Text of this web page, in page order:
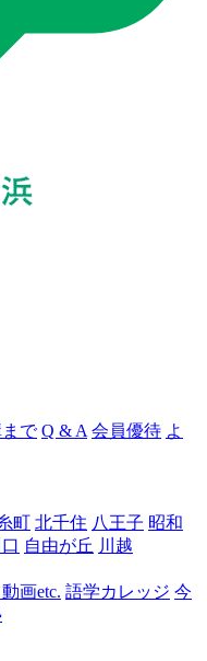
ャ
浜
で Q & A 会員優待 よ
町 北千住 八王子 昭和
自由が丘 川越
画etc. 語学カレッジ 今